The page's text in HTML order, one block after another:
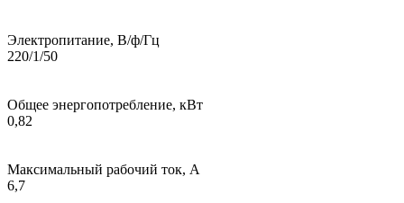
Электропитание, В/ф/Гц
220/1/50
Общее энергопотребление, кВт
0,82
Максимальный рабочий ток, А
6,7